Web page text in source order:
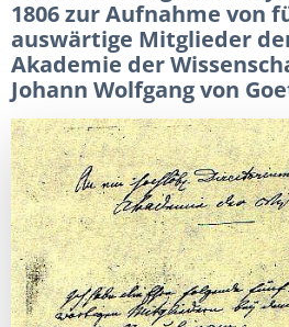
1806 zur Aufnahme von
auswärtige Mitglieder
Akademie der
Johann Wolfgang von